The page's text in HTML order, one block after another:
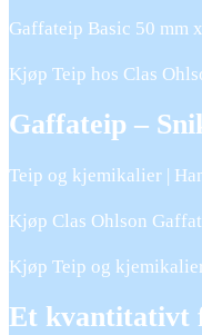
Gaffateip Basic 50 mm
Kjøp Teip hos Clas
Gaffateip –
Teip og kjemikalier |
Kjøp Clas Ohlson
Kjøp Teip og
Et kvantitativt